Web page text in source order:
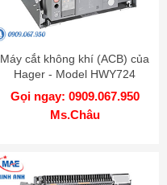
Máy cắt không khí (ACB) của
Hager - Model HWY724
Gọi ngay: 0909.067.950
Ms.Châu